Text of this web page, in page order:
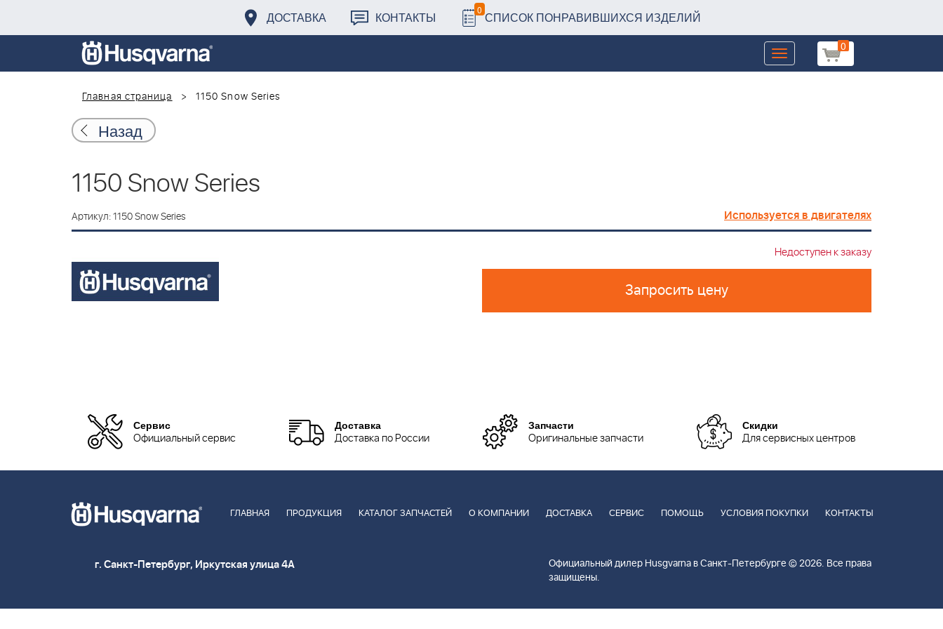
ДОСТАВКА КОНТАКТЫ 0 СПИСОК ПОНРАВИВШИХСЯ ИЗДЕЛИЙ
0
Toggle
navigation
Главная страница
1150 Snow Series
Назад
1150 Snow Series
Артикул: 1150 Snow Series Используется в двигателях
Недоступен к заказу
Запросить цену
Сервис
Официальный сервис
Доставка
Доставка по России
Запчасти
Оригинальные запчасти
Скидки
Для сервисных центров
ГЛАВНАЯ ПРОДУКЦИЯ КАТАЛОГ ЗАПЧАСТЕЙ О КОМПАНИИ ДОСТАВКА СЕРВИС ПОМОЩЬ УСЛОВИЯ ПОКУПКИ КОНТАКТЫ
г. Санкт-Петербург, Иркутская улица 4А
Официальный дилер Husgvarna в Санкт-Петербурге © 2026. Все права
защищены.